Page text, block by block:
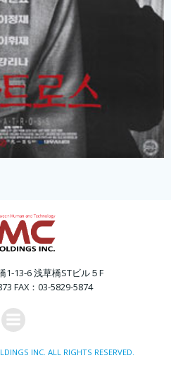
浅草橋STビル５F
FAX：03-5829-5874
INC. ALL RIGHTS RESERVED.